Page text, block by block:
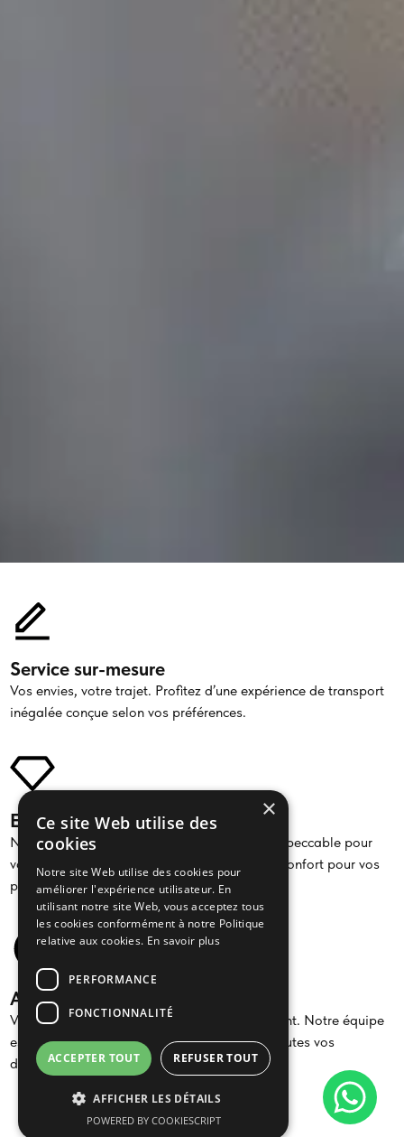
Service sur-mesure
Vos envies, votre trajet. Profitez d’une expérience de transport
inégalée conçue selon vos préférences.
Expertise événementielle
Nous assurons une logistique de transport impeccable pour
vos événements, garantissant ponctualité et confort pour vos
passagers.
Assistance 24/7
Votre tranquillité d’esprit est notre engagement. Notre équipe
est à votre service 24/7, prête à répondre à toutes vos
demandes.
×
Ce site Web utilise des
cookies
Notre site Web utilise des cookies pour
améliorer l'expérience utilisateur. En
utilisant notre site Web, vous acceptez tous
les cookies conformément à notre Politique
relative aux cookies. En savoir plus
PERFORMANCE
FONCTIONNALITÉ
ACCEPTER TOUT REFUSER TOUT
AFFICHER LES DÉTAILS
POWERED BY COOKIESCRIPT